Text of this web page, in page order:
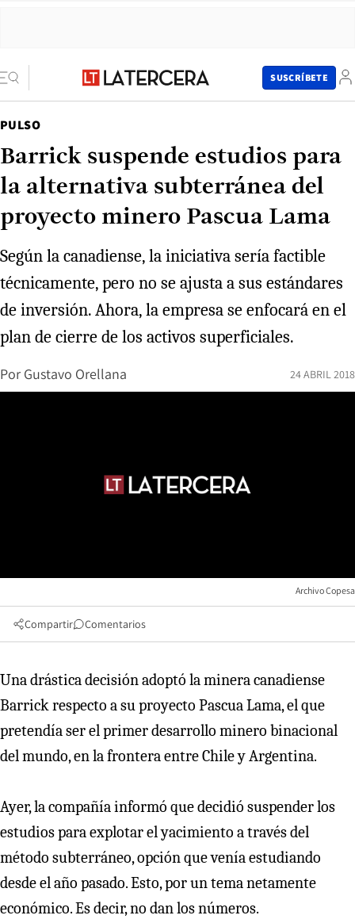
SUSCRÍBETE
PULSO
Barrick suspende estudios para
la alternativa subterránea del
proyecto minero Pascua Lama
Según la canadiense, la iniciativa sería factible
técnicamente, pero no se ajusta a sus estándares
de inversión. Ahora, la empresa se enfocará en el
plan de cierre de los activos superficiales.
Por Gustavo Orellana 24 ABRIL 2018
Archivo Copesa
Compartir Comentarios
Una drástica decisión adoptó la minera canadiense
Barrick respecto a su proyecto Pascua Lama, el que
pretendía ser el primer desarrollo minero binacional
del mundo, en la frontera entre Chile y Argentina.
Ayer, la compañía informó que decidió suspender los
estudios para explotar el yacimiento a través del
método subterráneo, opción que venía estudiando
desde el año pasado. Esto, por un tema netamente
económico. Es decir, no dan los números.